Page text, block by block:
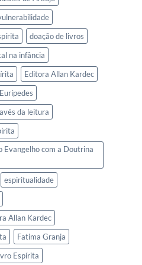
doação de livros
na infância
Editora Allan Kardec
da leitura
Evangelho com a Doutrina
espiritualidade
Allan Kardec
Fatima Granja
Espírita